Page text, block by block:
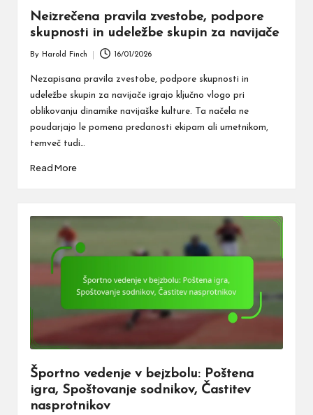
Neizrečena pravila zvestobe, podpore
skupnosti in udeležbe skupin za navijače
by
By Harold Finch 16/01/2026
Nezapisana pravila zvestobe, podpore skupnosti in
udeležbe skupin za navijače igrajo ključno vlogo pri
oblikovanju dinamike navijaške kulture. Ta načela ne
poudarjajo le pomena predanosti ekipam ali umetnikom,
temveč tudi…
Read More
Športno vedenje v bejzbolu: Poštena
igra, Spoštovanje sodnikov, Častitev
nasprotnikov